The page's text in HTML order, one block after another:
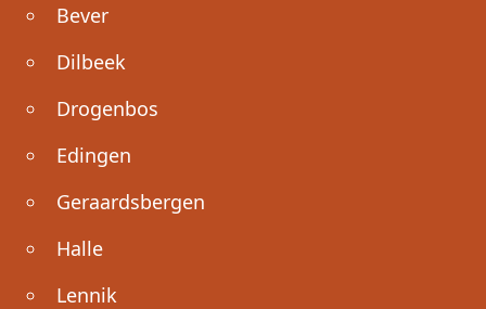
Bever
Dilbeek
Drogenbos
Edingen
Geraardsbergen
Halle
Lennik